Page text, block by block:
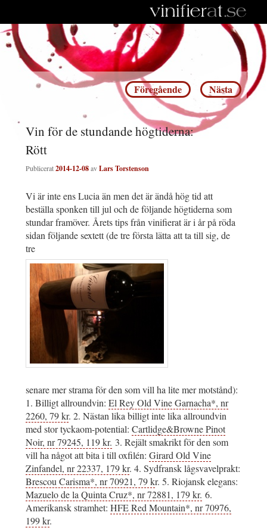
Inläggsnavigering
Föregående Nästa
Vin för de stundande högtiderna:
Rött
Publicerat2014-12-08avLars Torstenson
Vi är inte ens Lucia än men det är ändå hög tid att
beställa sponken till jul och de följande högtiderna som
stundar framöver. Årets tips från vinifierat är i år på röda
sidan följande sextett (de tre första lätta att ta till sig, de
tre
senare mer strama för den som vill ha lite mer motstånd):
1. Billigt allroundvin: El Rey Old Vine Garnacha*, nr
2260, 79 kr. 2. Nästan lika billigt inte lika allroundvin
med stor tyckaom-potential: Cartlidge&Browne Pinot
Noir, nr 79245, 119 kr. 3. Rejält smakrikt för den som
vill ha något att bita i till oxfilén: Girard Old Vine
Zinfandel, nr 22337, 179 kr. 4. Sydfransk lågsvavelprakt:
Brescou Carisma*, nr 70921, 79 kr. 5. Riojansk elegans:
Mazuelo de la Quinta Cruz*, nr 72881, 179 kr. 6.
Amerikansk stramhet: HFE Red Mountain*, nr 70976,
199 kr.